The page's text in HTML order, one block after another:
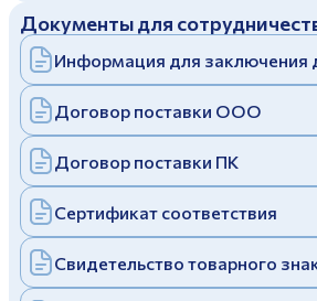
Отправить
Заполняя и отправляя форму, вы
cполитикой конфиденциальности
Заполняя и отправляя форму, вы
cполитикой конфиденциальности
Дулевский фарфоровый завод ©
Политика конфиденциальности
Документы для
Информация для заключения
Договор поставки ООО
Договор поставки ПК
Сертификат соответствия
Свидетельство товарного